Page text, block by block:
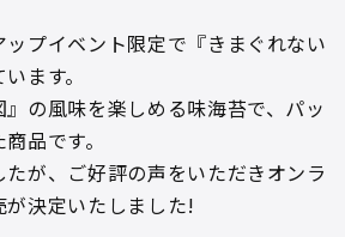
プイベント限定で『きまぐれない
ます。
の風味を楽しめる味海苔で、パッ
品です。
が、ご好評の声をいただきオンラ
決定いたしました!